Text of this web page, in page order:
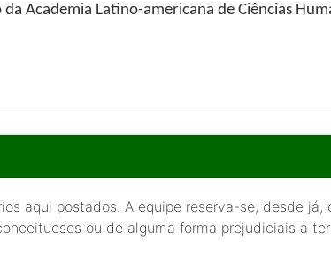
Academia Latino-americana de Ciências
aqui postados. A equipe reserva-se, desde
ou de alguma forma prejudiciais a